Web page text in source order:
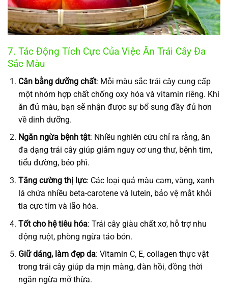
7. Tác Động Tích Cực Của Việc Ăn Trái Cây Đa
Sắc Màu
Cân bằng dưỡng chất: Mỗi màu sắc trái cây cung cấp
một nhóm hợp chất chống oxy hóa và vitamin riêng. Khi
ăn đủ màu, bạn sẽ nhận được sự bổ sung đầy đủ hơn
về dinh dưỡng.
Ngăn ngừa bệnh tật: Nhiều nghiên cứu chỉ ra rằng, ăn
đa dạng trái cây giúp giảm nguy cơ ung thư, bệnh tim,
tiểu đường, béo phì.
Tăng cường thị lực: Các loại quả màu cam, vàng, xanh
lá chứa nhiều beta-carotene và lutein, bảo vệ mắt khỏi
tia cực tím và lão hóa.
Tốt cho hệ tiêu hóa: Trái cây giàu chất xơ, hỗ trợ nhu
động ruột, phòng ngừa táo bón.
Giữ dáng, làm đẹp da: Vitamin C, E, collagen thực vật
trong trái cây giúp da mịn màng, đàn hồi, đồng thời
ngăn ngừa mỡ thừa.